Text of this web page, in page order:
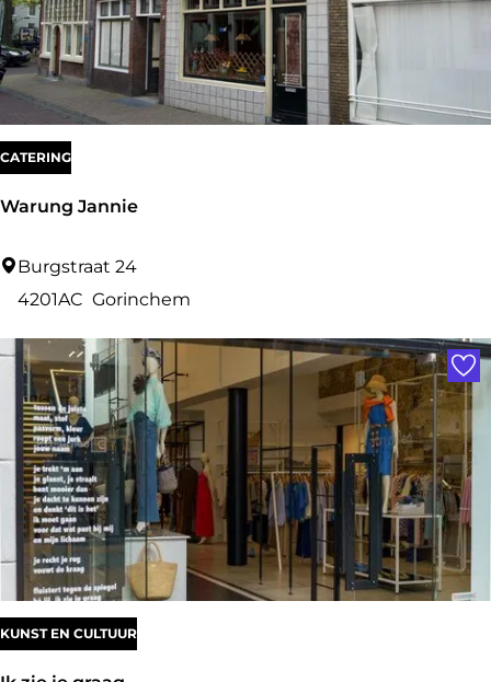
a
c
h
Warung Jannie
W
u
J
n
e
Burgstraat 24
4201AC Gorinchem
CATERING
KUNST EN CULTUUR